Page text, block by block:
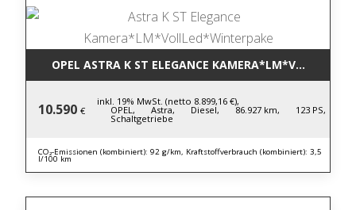
OPEL ASTRA K ST ELEGANCE
10.590 €
inkl. 19% MwSt. (netto 8.899,16 €),
OPEL, Astra, Diesel, 86.927 km, 123 PS,
Schaltgetriebe
CO₂-Emissionen (kombiniert): 92 g/km, Kraftstoffverbrauch (kombiniert): 3,5
l/100 km